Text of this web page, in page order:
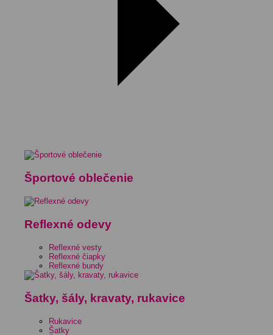
Športové oblečenie
Reflexné odevy
Reflexné vesty
Reflexné čiapky
Reflexné bundy
Šatky, šály, kravaty, rukavice
Rukavice
Šatky